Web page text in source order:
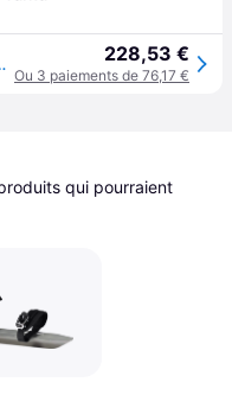
nordiques 228,53 €
Ou 3 paiements de 76,17 €
qui pourraient